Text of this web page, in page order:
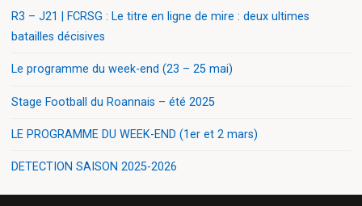
R3 – J21 | FCRSG : Le titre en ligne de mire : deux ultimes
batailles décisives
Le programme du week-end (23 – 25 mai)
Stage Football du Roannais – été 2025
LE PROGRAMME DU WEEK-END (1er et 2 mars)
DETECTION SAISON 2025-2026